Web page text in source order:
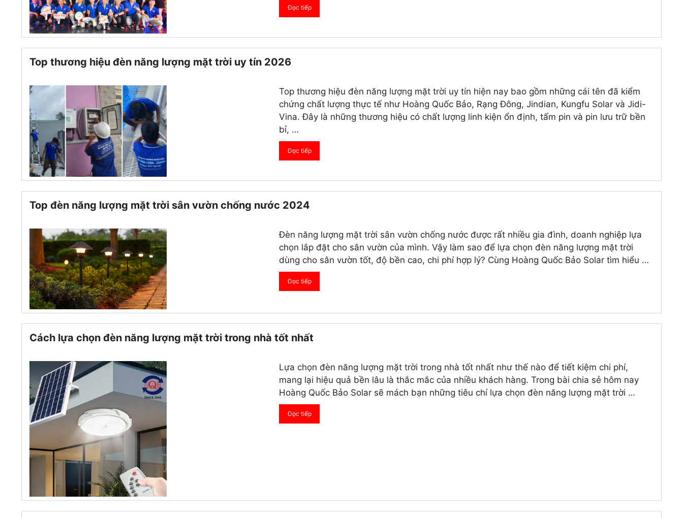
Đọc tiếp
Top thương hiệu đèn năng lượng mặt trời uy tín 2026
Top thương hiệu đèn năng lượng mặt trời uy tín hiện nay bao gồm những cái tên đã kiểm
chứng chất lượng thực tế như Hoàng Quốc Bảo, Rạng Đông, Jindian, Kungfu Solar và Jidi-
Vina. Đây là những thương hiệu có chất lượng linh kiện ổn định, tấm pin và pin lưu trữ bền
bỉ, …
Đọc tiếp
Top đèn năng lượng mặt trời sân vườn chống nước 2024
Đèn năng lượng mặt trời sân vườn chống nước được rất nhiều gia đình, doanh nghiệp lựa
chọn lắp đặt cho sân vườn của mình. Vậy làm sao để lựa chọn đèn năng lượng mặt trời
dùng cho sân vườn tốt, độ bền cao, chi phí hợp lý? Cùng Hoàng Quốc Bảo Solar tìm hiểu …
Đọc tiếp
Cách lựa chọn đèn năng lượng mặt trời trong nhà tốt nhất
Lựa chọn đèn năng lượng mặt trời trong nhà tốt nhất như thế nào để tiết kiệm chi phí,
mang lại hiệu quả bền lâu là thắc mắc của nhiều khách hàng. Trong bài chia sẻ hôm nay
Hoàng Quốc Bảo Solar sẽ mách bạn những tiêu chí lựa chọn đèn năng lượng mặt trời …
Đọc tiếp